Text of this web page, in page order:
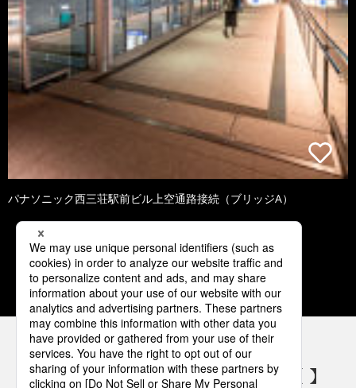
パナソニック西三荘駅前ビル上空通路接続（ブリッジA）
1 2 3 4 5
パナソニックの電気設備 SNSアカウント